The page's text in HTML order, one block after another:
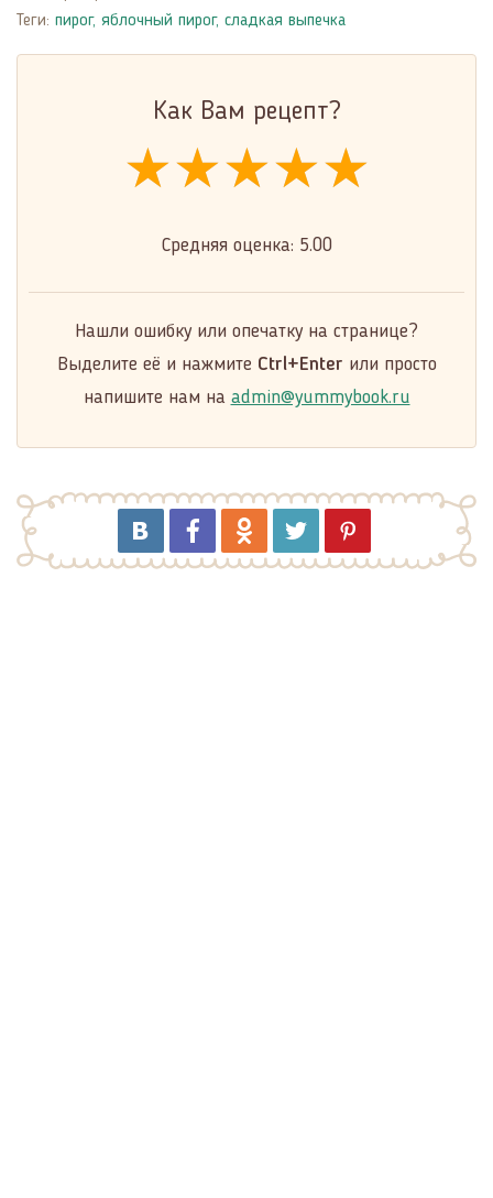
Теги: пирог, яблочный пирог, сладкая выпечка
Как Вам рецепт?
★★★★★
★★★★★
★★★★★
Средняя оценка: 5.00
Нашли ошибку или опечатку на странице?
Выделите её и нажмите Ctrl+Enter или просто
напишите нам на admin@yummybook.ru